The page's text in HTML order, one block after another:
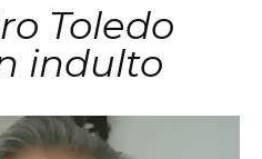
Toledo
indulto